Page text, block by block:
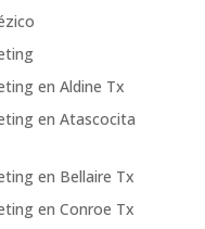
en Aldine Tx
en Atascocita
en Bellaire Tx
en Conroe Tx